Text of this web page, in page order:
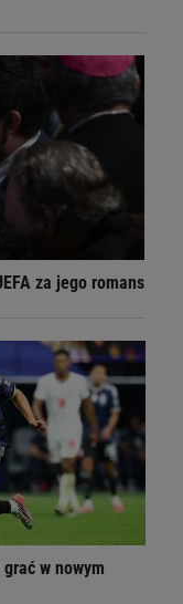
za jego romans
w nowym